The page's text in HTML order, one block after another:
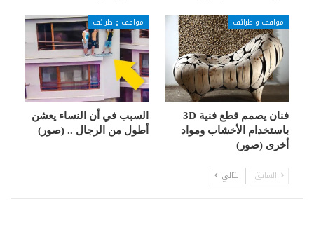
مواقف و طرائف
فنان يصمم قطع فنية 3D
باستخدام الأخشاب ومواد
أخرى (صور)
مواقف و طرائف
السبب في أن النساء يعشن
أطول من الرجال .. (صور)
السابق التالي